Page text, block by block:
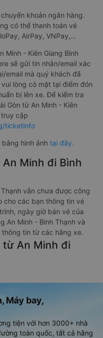
khoản ngân hàng.
có thể thanh toán vé
AirPay, VNPay,…
Minh - Kiên Giang Bình
sẽ gửi tin nhắn/email xác
email mà quý khách đã
lòng có mặt tại điểm đón
bị lên xe. Để kiểm tra
Gòn từ An Minh - Kiên
cập
ticketinfo
hình ảnh tại đây.
Minh đi Bình
vẫn chưa được công
cho các bạn thông tin vé
ngày giờ bán vé của
An Minh - Bình Thạnh và
thông tin từ các hãng xe.
từ An Minh đi
Máy bay,
tiện với hơn 3000+ nhà
toàn quốc, tất cả hãng